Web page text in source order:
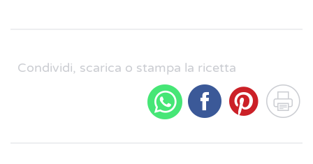
Condividi, scarica o stampa la ricetta